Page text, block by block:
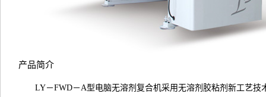
产品简介
LY－FWD－A型电脑无溶剂复合机采用无溶剂胶粘剂新工艺